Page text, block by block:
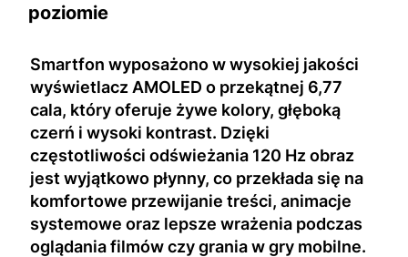
poziomie
Smartfon wyposażono w wysokiej jakości
wyświetlacz AMOLED o przekątnej 6,77
cala, który oferuje żywe kolory, głęboką
czerń i wysoki kontrast. Dzięki
częstotliwości odświeżania 120 Hz obraz
jest wyjątkowo płynny, co przekłada się na
komfortowe przewijanie treści, animacje
systemowe oraz lepsze wrażenia podczas
oglądania filmów czy grania w gry mobilne.